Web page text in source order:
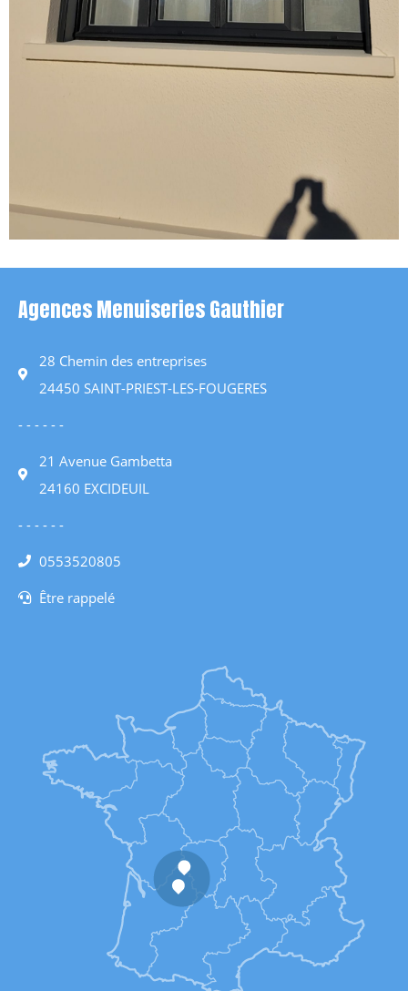
Agences Menuiseries Gauthier
28 Chemin des entreprises
24450 SAINT-PRIEST-LES-FOUGERES
- - - - - -
21 Avenue Gambetta
24160 EXCIDEUIL
- - - - - -
0553520805
Être rappelé